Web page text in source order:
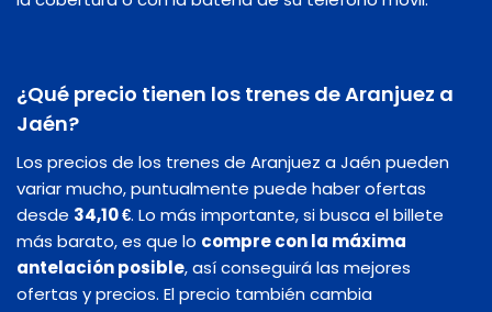
¿Qué precio tienen los trenes de Aranjuez a
Jaén?
Los precios de los trenes de Aranjuez a Jaén pueden
variar mucho, puntualmente puede haber ofertas
desde 34,10 €. Lo más importante, si busca el billete
más barato, es que lo compre con la máxima
antelación posible, así conseguirá las mejores
ofertas y precios. El precio también cambia